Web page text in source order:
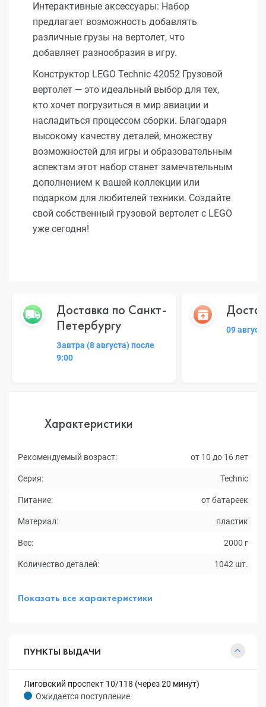
Интерактивные аксессуары: Набор
предлагает возможность добавлять
различные грузы на вертолет, что
добавляет разнообразия в игру.
Конструктор LEGO Technic 42052 Грузовой
вертолет — это идеальный выбор для тех,
кто хочет погрузиться в мир авиации и
насладиться процессом сборки. Благодаря
высокому качеству деталей, множеству
возможностей для игры и образовательным
аспектам этот набор станет замечательным
дополнением к вашей коллекции или
подарком для любителей техники. Создайте
свой собственный грузовой вертолет с LEGO
уже сегодня!
Доставка по Санкт-
Петербургу
Завтра (8 августа) после
9:00
09
Характеристики
Рекомендуемый возраст: от 10 до 16 лет
Серия: Technic
Питание: от батареек
Материал: пластик
Вес: 2000 г
Количество деталей: 1042 шт.
Показать все характеристики
ПУНКТЫ ВЫДАЧИ
Лиговский проспект 10/118 (через 20 минут)
Ожидается поступление